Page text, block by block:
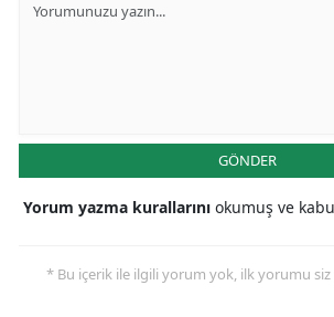
GÖNDER
Yorum yazma kurallarını okumuş ve
* Bu içerik ile ilgili yorum yok, ilk yorumu siz